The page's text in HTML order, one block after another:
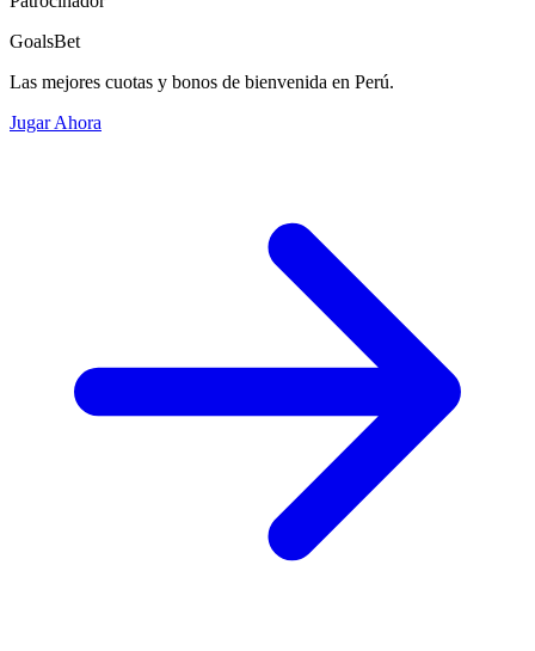
GoalsBet
Las mejores cuotas y bonos de bienvenida en Perú.
Jugar Ahora